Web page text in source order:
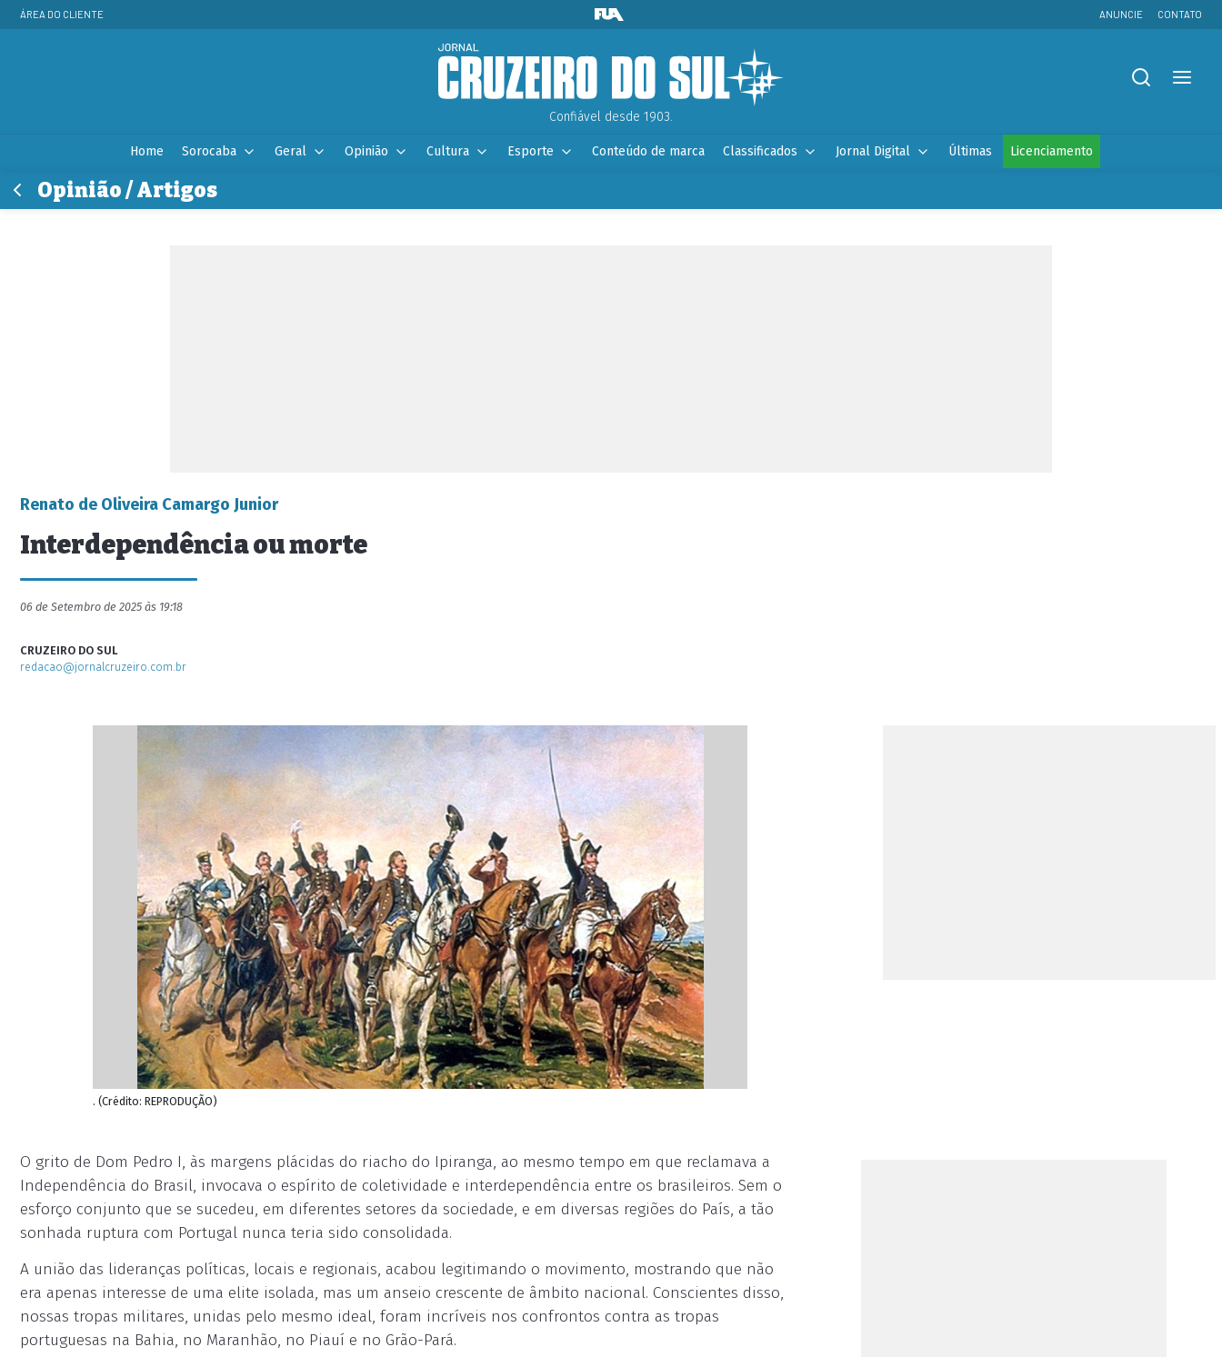
ÁREA DO CLIENTE ANUNCIE CONTATO
Confiável desde 1903.
Home Sorocaba Geral Opinião Cultura Esporte Conteúdo de marca Classificados Jornal Digital Últimas Licenciamento
Opinião / Artigos
Renato de Oliveira Camargo Junior
Interdependência ou morte
06 de Setembro de 2025 às 19:18
CRUZEIRO DO SUL
redacao@jornalcruzeiro.com.br
. (Crédito: REPRODUÇÃO)
O grito de Dom Pedro I, às margens plácidas do riacho do Ipiranga, ao mesmo tempo em que reclamava a
Independência do Brasil, invocava o espírito de coletividade e interdependência entre os brasileiros. Sem o
esforço conjunto que se sucedeu, em diferentes setores da sociedade, e em diversas regiões do País, a tão
sonhada ruptura com Portugal nunca teria sido consolidada.
A união das lideranças políticas, locais e regionais, acabou legitimando o movimento, mostrando que não
era apenas interesse de uma elite isolada, mas um anseio crescente de âmbito nacional. Conscientes disso,
nossas tropas militares, unidas pelo mesmo ideal, foram incríveis nos confrontos contra as tropas
portuguesas na Bahia, no Maranhão, no Piauí e no Grão-Pará.